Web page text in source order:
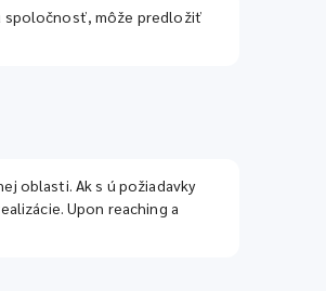
spoločnosť, môže predložiť
oblasti. Ak s ú požiadavky
Upon reaching a